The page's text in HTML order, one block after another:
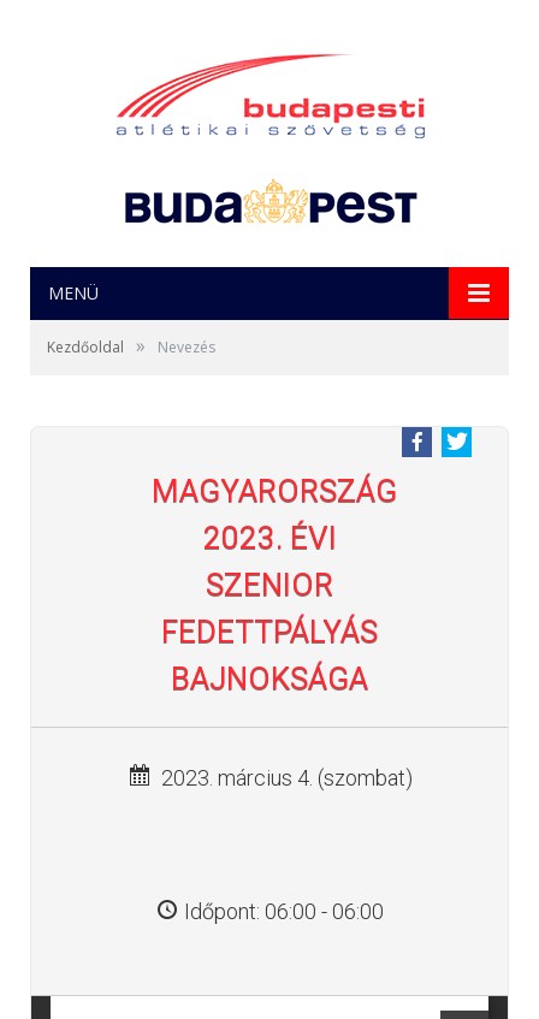
MENÜ
Kezdőoldal » Nevezés
MAGYARORSZÁG
2023. ÉVI
SZENIOR
FEDETTPÁLYÁS
BAJNOKSÁGA
2023. március 4. (szombat)
Időpont: 06:00 - 06:00